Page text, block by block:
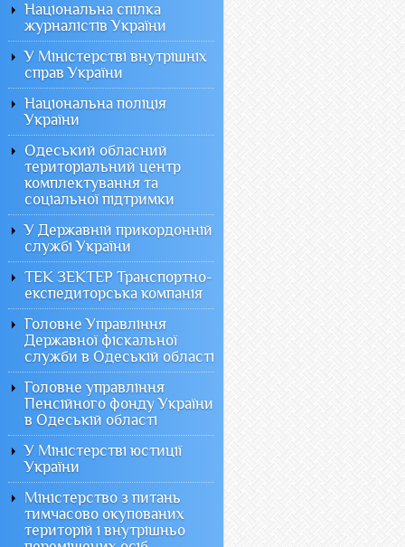
Національна спілка
журналістів України
У Міністерстві внутрішніх
справ України
Національна поліція
України
Одеський обласний
територіальний центр
комплектування та
соціальної підтримки
У Державній прикордонній
службі України
ТЕК ЗЕКТЕР Транспортно-
експедиторська компанія
Головне Управління
Державної фіскальної
служби в Одеській області
Головне управління
Пенсійного фонду України
в Одеській області
У Міністерстві юстиції
України
Міністерство з питань
тимчасово окупованих
територій і внутрішньо